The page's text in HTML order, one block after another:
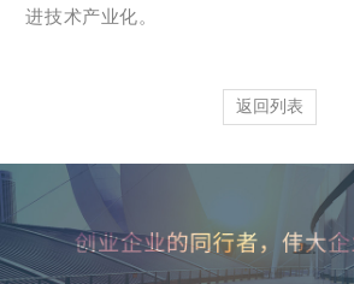
进技术产业化。
返回列表